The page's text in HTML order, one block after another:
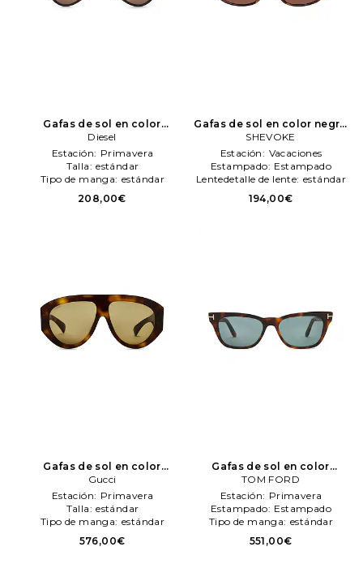
Gafas de sol en color
marrón Diesel
Diesel
Estación: Primavera
Talla: estándar
Tipo de manga: estándar
208,00€
Gafas de sol en color negro
SHEVOKE
SHEVOKE
Estación: Vacaciones
Estampado: Estampado
Lentedetalle de lente: estándar
194,00€
Gafas de sol en color
marrón Gucci
Gucci
Estación: Primavera
Talla: estándar
Tipo de manga: estándar
576,00€
Gafas de sol en color
marrón TOM FORD
TOM FORD
Estación: Primavera
Estampado: Estampado
Tipo de manga: estándar
551,00€